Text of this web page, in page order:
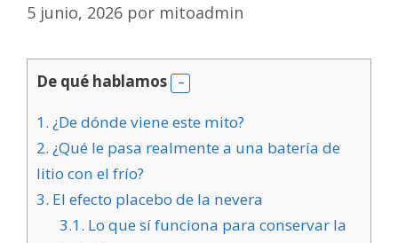
5 junio, 2026 por mitoadmin
De qué hablamos
1. ¿De dónde viene este mito?
2. ¿Qué le pasa realmente a una batería de
litio con el frío?
3. El efecto placebo de la nevera
3.1. Lo que sí funciona para conservar la